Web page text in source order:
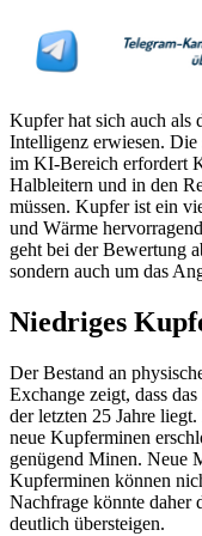
Kupfer hat sich auch als
Intelligenz erwiesen.
im KI-Bereich erfordert
Halbleitern und in den
müssen. Kupfer ist ein
und Wärme
geht bei der Bewertung
sondern auch um das
Niedriges
Der Bestand an
Exchange zeigt, dass
der letzten 25 Jahre
neue Kupferminen
genügend Minen. Neue
Kupferminen können
Nachfrage könnte daher
deutlich übersteigen.